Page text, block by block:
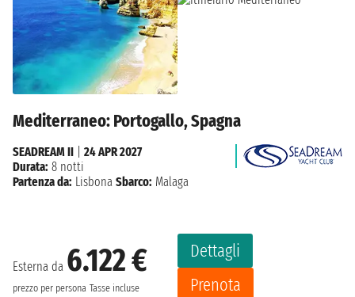
Mediterraneo: Portogallo, Spagna
Esterna da 6.122 €
prezzo per persona Tasse incluse
Dettagli
Prenota
SEADREAM II
24 APR 2027
Durata: 8 notti
Partenza da: Lisbona Sbarco: Malaga